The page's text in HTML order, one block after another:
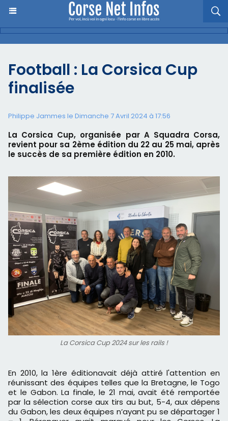
Football : La Corsica Cup
finalisée
Philippe Jammes le Dimanche 7 Avril 2024 à 17:56
La Corsica Cup, organisée par A Squadra Corsa,
revient pour sa 2ème édition du 22 au 25 mai, après
le succès de sa première édition en 2010.
La Corsica Cup 2024 sur les rails !
​En 2010, la 1ère éditionavait déjà attiré l'attention en
réunissant des équipes telles que la Bretagne, le Togo
et le Gabon. La finale, le 21 mai, avait été remportée
par la sélection corse aux tirs au but, 5-4, aux dépens
du Gabon, les deux équipes n’ayant pu se départager 1